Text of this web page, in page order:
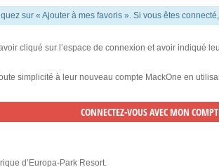
sur « Ajouter à mes favoris ». Si vous êtes
cliqué sur l’espace de connexion et avoir indiqué
simplicité à leur nouveau compte MackOne en
d’Europa-Park Resort.